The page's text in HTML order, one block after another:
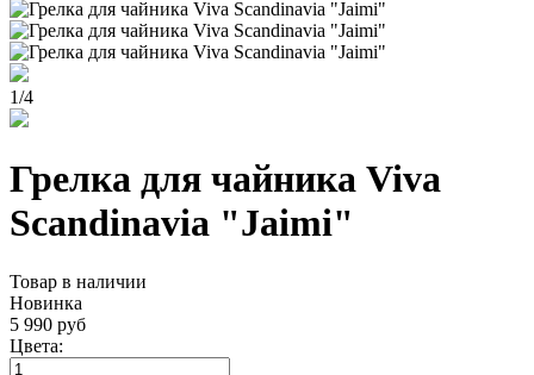
1/4
Грелка для чайника Viva
Scandinavia "Jaimi"
Товар в наличии
Новинка
5 990 руб
Цвета: